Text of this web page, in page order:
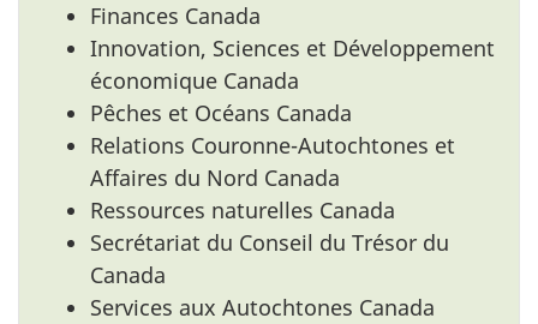
Finances Canada
Innovation, Sciences et Développement
économique Canada
Pêches et Océans Canada
Relations Couronne-Autochtones et
Affaires du Nord Canada
Ressources naturelles Canada
Secrétariat du Conseil du Trésor du
Canada
Services aux Autochtones Canada